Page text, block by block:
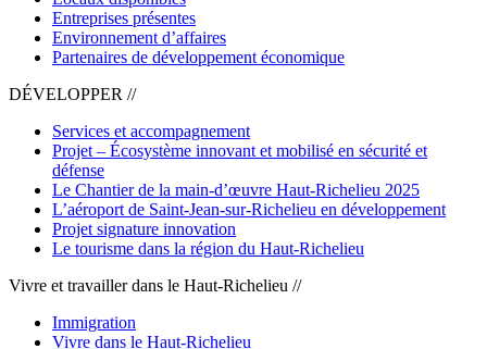
Entreprises présentes
Environnement d’affaires
Partenaires de développement économique
DÉVELOPPER //
Services et accompagnement
Projet – Écosystème innovant et mobilisé en sécurité et
défense
Le Chantier de la main-d’œuvre Haut-Richelieu 2025
L’aéroport de Saint-Jean-sur-Richelieu en développement
Projet signature innovation
Le tourisme dans la région du Haut-Richelieu
Vivre et travailler dans le Haut-Richelieu //
Immigration
Vivre dans le Haut-Richelieu